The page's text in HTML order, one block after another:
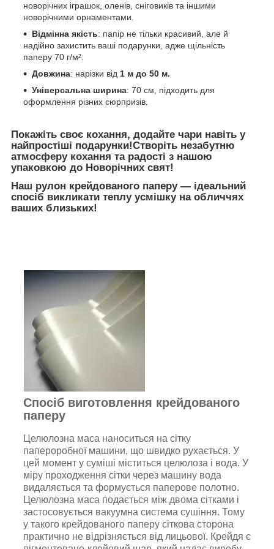
новорічних іграшок, оленів, сніговиків та іншими
новорічними орнаментами.
Відмінна якість: папір не тільки красивий, але й
надійно захистить ваші подарунки, адже щільність
паперу 70 г/м².
Довжина: нарізки від 1 м до 50 м.
Універсальна ширина: 70 см, підходить для
оформлення різних сюрпризів.
Покажіть своє кохання, додайте чари навіть у
найпростіші подарунки!Створіть незабутню
атмосферу кохання та радості з нашою
упаковкою до Новорічних свят!
Наш рулон крейдованого паперу — ідеальний
спосіб викликати теплу усмішку на обличчях
ваших близьких!
Спосіб виготовлення крейдованого
паперу
Целюлозна маса наноситься на сітку
папероробної машини, що швидко рухається. У
цей момент у суміші міститься целюлоза і вода. У
міру проходження сітки через машину вода
видаляється та формується паперове полотно.
Целюлозна маса подається між двома сітками і
застосовується вакуумна система сушіння. Тому
у такого крейдованого паперу сіткова сторона
практично не відрізняється від лицьової. Крейдя є